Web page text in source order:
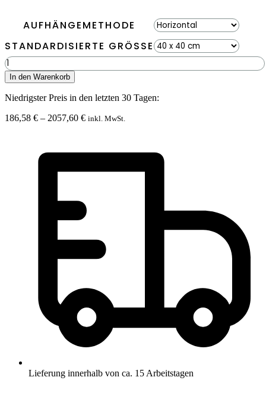
AUFHÄNGEMETHODE
STANDARDISIERTE GRÖSSE
Moosbild
BEMOSS®
ORTHO
CORCON
Menge
In den Warenkorb
Niedrigster Preis in den letzten 30 Tagen:
186,58 € – 2057,60 €Preisspanne:
inkl. MwSt.
Lieferung innerhalb von ca. 15 Arbeitstagen